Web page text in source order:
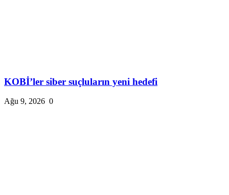
KOBİ’ler siber suçluların yeni hedefi
Ağu 9, 2026 0